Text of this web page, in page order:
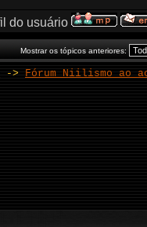
Mostrar os tópicos anteriores:
-> Fórum Niilismo ao